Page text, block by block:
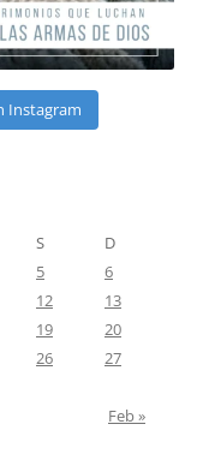
Instagram
S
D
5
6
12
13
19
20
26
27
Feb »